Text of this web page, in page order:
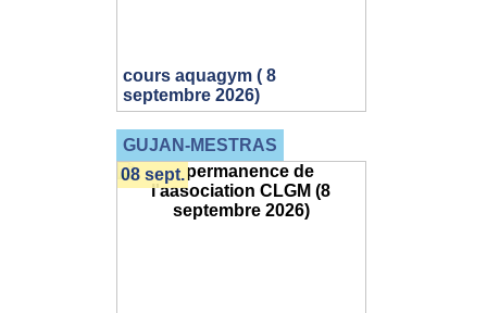
cours aquagym ( 8
septembre 2026)
GUJAN-MESTRAS
08 sept.